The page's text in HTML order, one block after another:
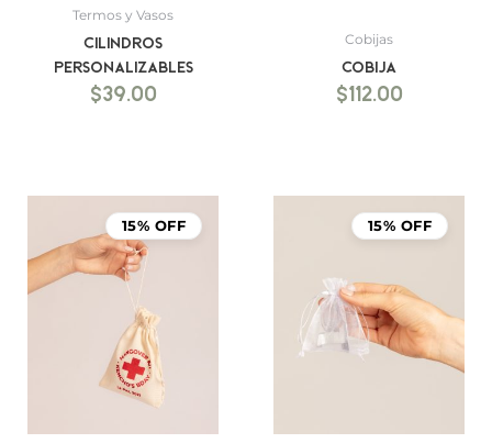
Termos y Vasos
Cilindros
Personalizables
$39.00
Cobijas
Cobija
$112.00
15% OFF 15% OFF